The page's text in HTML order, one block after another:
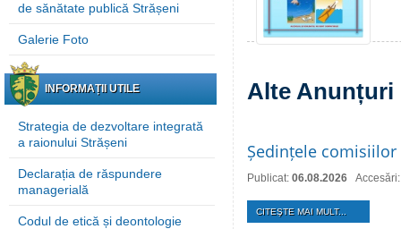
de sănătate publică Strășeni
Galerie Foto
INFORMAȚII UTILE
Strategia de dezvoltare integrată
a raionului Strășeni
Declarația de răspundere
managerială
Codul de etică și deontologie
Alte Anunțuri
Ședințele
Publicat: 06.08.2026
CITEŞTE MAI MULT...